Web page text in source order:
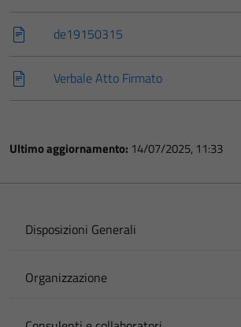
de19150315
Verbale Atto Firmato
Ultimo aggiornamento: 14/07/2025, 11:33
Disposizioni Generali
Organizzazione